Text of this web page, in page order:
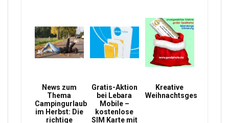
News zum
Thema
Campingurlaub
im Herbst: Die
richtige
Gratis-Aktion
bei Lebara
Mobile –
kostenlose
SIM Karte mit
Kreative
Weihnachtsgeschenke